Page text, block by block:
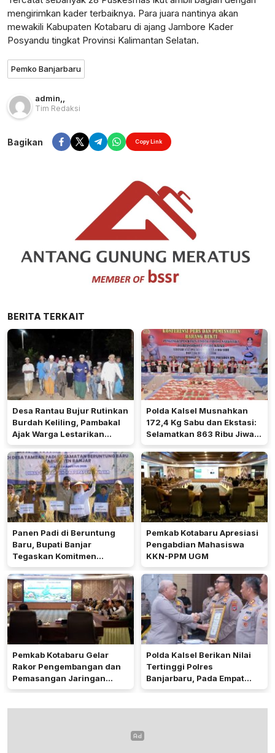
mengirimkan kader terbaiknya. Para juara nantinya akan
mewakili Kabupaten Kotabaru di ajang Jambore Kader
Posyandu tingkat Provinsi Kalimantan Selatan.
Pemko Banjarbaru
admin
Tim Redaksi
Bagikan Copy Link
BERITA TERKAIT
Desa Rantau Bujur Rutinkan
Burdah Keliling, Pambakal
Ajak Warga Lestarikan
Tradisi Keagamaan
Polda Kalsel Musnahkan
172,4 Kg Sabu dan Ekstasi:
Selamatkan 863 Ribu Jiwa
dan Hemat Biaya Rehab Rp.
4,3 Triliun
Panen Padi di Beruntung
Baru, Bupati Banjar
Tegaskan Komitmen
Dukung Ketahanan Pangan
Pemkab Kotabaru Apresiasi
Pengabdian Mahasiswa
KKN-PPM UGM
Pemkab Kotabaru Gelar
Rakor Pengembangan dan
Pemasangan Jaringan
Listrik PLN
Polda Kalsel Berikan Nilai
Tertinggi Polres
Banjarbaru, Pada Empat
Bidang Utama